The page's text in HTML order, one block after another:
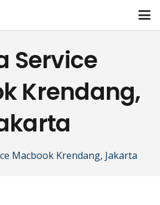
Service
Krendang,
Macbook Krendang, Jakarta